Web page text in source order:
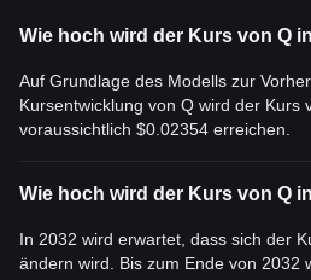
Wie hoch wird der Kurs von Q
Auf Grundlage des Modells zur
Kursentwicklung von Q wird der Kurs
voraussichtlich $0.02354 erreichen.
Wie hoch wird der Kurs von Q
In 2032 wird erwartet, dass sich der
ändern wird. Bis zum Ende von 2032